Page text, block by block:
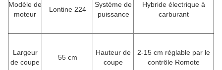
Modèle de
moteur
Lontine 224
Système de
puissance
Hybride électrique à
carburant
Largeur
de coupe
55 cm
Hauteur de
coupe
2-15 cm réglable par le
contrôle Romote